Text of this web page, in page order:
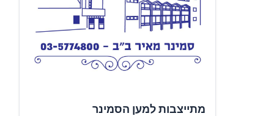
מתייצבות למען הסמינר